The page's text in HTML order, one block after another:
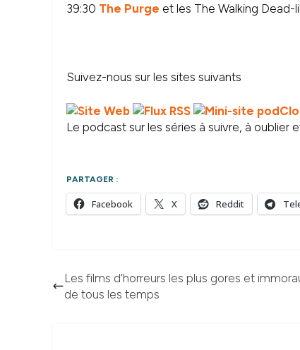
39:30 The Purge et les The Walking Dead-
Suivez-nous sur les sites suivants
Le podcast sur les séries à suivre, à oublier
PARTAGER :
Facebook X Reddit
Les films d’horreurs les plus gores et
de tous les temps